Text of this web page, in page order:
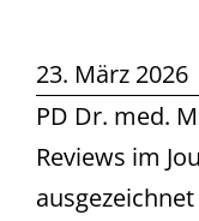
23. März 2026
PD Dr. med.
Reviews im
ausgezeichnet